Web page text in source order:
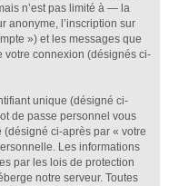
n’est pas limité à — la
anonyme, l’inscription sur
») et les messages que
votre connexion (désignés ci-
unique (désigné ci-
de passe personnel vous
ci-après par « votre
Les informations
par les lois de protection
notre serveur. Toutes